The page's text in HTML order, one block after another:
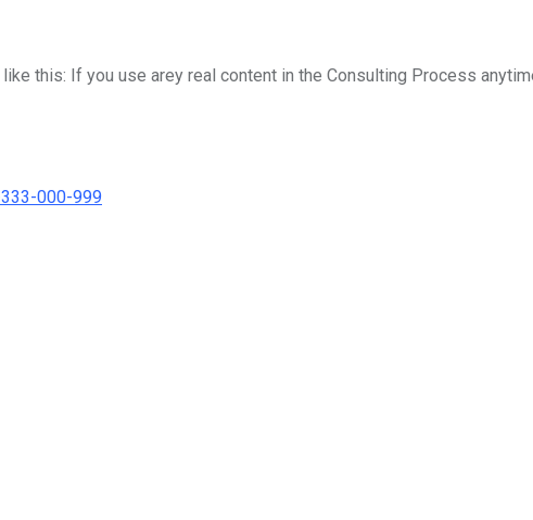
this: If you use arey real content in the Consulting Process
000-999